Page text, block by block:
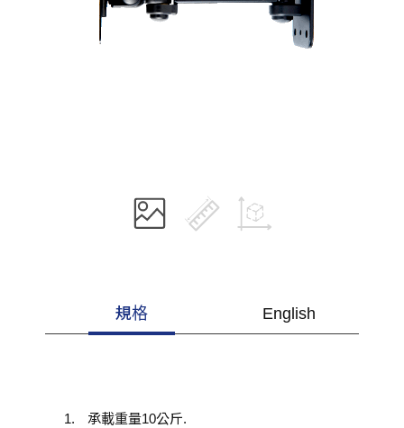
規格 English
承載重量10公斤.